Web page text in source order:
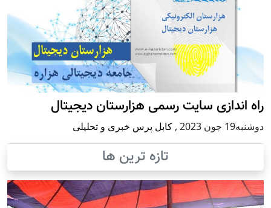
راه اندازی سایت رسمی هزارستان دیجیتال
دوشنبه19 جون 2023 , کابل پرس خبری و تحلیلی
تازه ترین ها